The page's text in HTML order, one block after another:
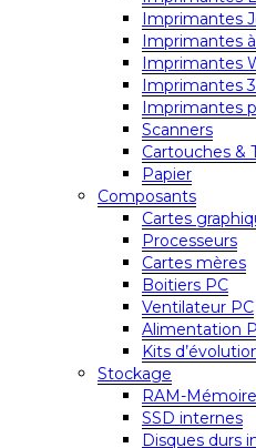
Imprimantes
Imprimantes
Imprimantes
Imprimantes
Imprimantes
Scanners
Cartouches &
Papier
Composants
Cartes
Processeurs
Cartes mères
Boitiers PC
Ventilateur PC
Alimentation
Kits
Stockage
RAM-
SSD internes
Disques durs